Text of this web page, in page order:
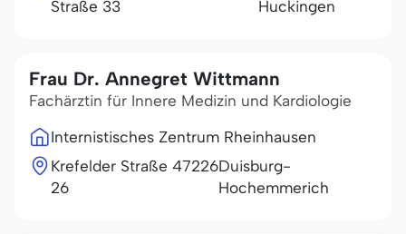
Straße 33
Huckingen
Frau Dr. Annegret Wittmann
Fachärztin für Innere Medizin und Kardiologie
Internistisches Zentrum Rheinhausen
Krefelder Straße
26
47226Duisburg-
Hochemmerich